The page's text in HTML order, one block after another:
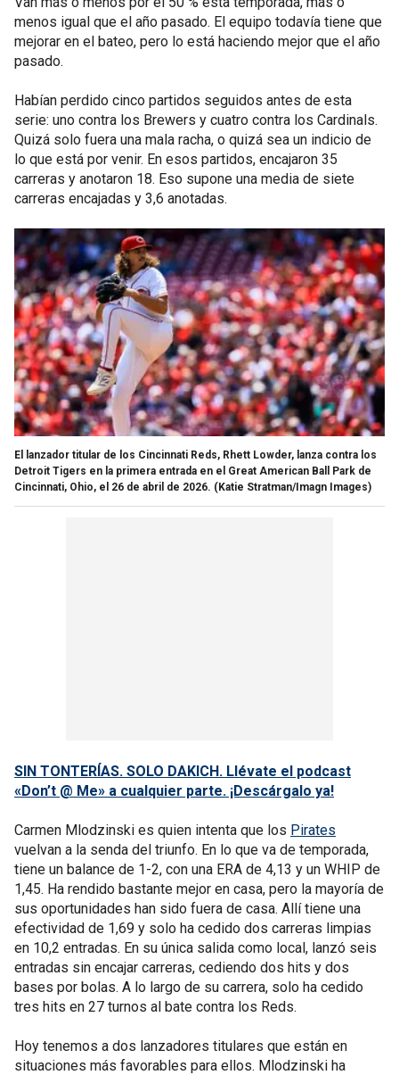
menos igual que el año pasado. El equipo todavía tiene que
mejorar en el bateo, pero lo está haciendo mejor que el año
pasado.
Habían perdido cinco partidos seguidos antes de esta
serie: uno contra los Brewers y cuatro contra los Cardinals.
Quizá solo fuera una mala racha, o quizá sea un indicio de
lo que está por venir. En esos partidos, encajaron 35
carreras y anotaron 18. Eso supone una media de siete
carreras encajadas y 3,6 anotadas.
El lanzador titular de los Cincinnati Reds, Rhett Lowder, lanza contra los
Detroit Tigers en la primera entrada en el Great American Ball Park de
Cincinnati, Ohio, el 26 de abril de 2026. (Katie Stratman/Imagn Images)
SIN TONTERÍAS. SOLO DAKICH. Llévate el podcast
«Don’t @ Me» a cualquier parte. ¡Descárgalo ya!
Carmen Mlodzinski es quien intenta que los Pirates
vuelvan a la senda del triunfo. En lo que va de temporada,
tiene un balance de 1-2, con una ERA de 4,13 y un WHIP de
1,45. Ha rendido bastante mejor en casa, pero la mayoría de
sus oportunidades han sido fuera de casa. Allí tiene una
efectividad de 1,69 y solo ha cedido dos carreras limpias
en 10,2 entradas. En su única salida como local, lanzó seis
entradas sin encajar carreras, cediendo dos hits y dos
bases por bolas. A lo largo de su carrera, solo ha cedido
tres hits en 27 turnos al bate contra los Reds.
Hoy tenemos a dos lanzadores titulares que están en
situaciones más favorables para ellos. Mlodzinski ha